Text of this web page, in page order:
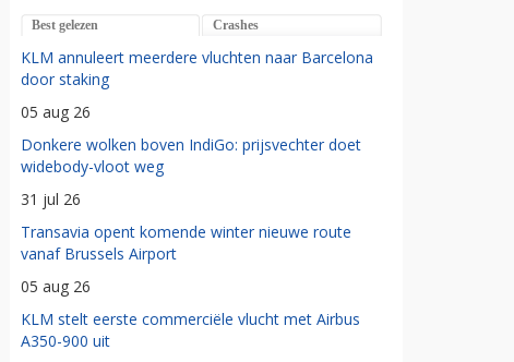
Best gelezen Crashes
KLM annuleert meerdere vluchten naar Barcelona
door staking
05 aug 26
Donkere wolken boven IndiGo: prijsvechter doet
widebody-vloot weg
31 jul 26
Transavia opent komende winter nieuwe route
vanaf Brussels Airport
05 aug 26
KLM stelt eerste commerciële vlucht met Airbus
A350-900 uit